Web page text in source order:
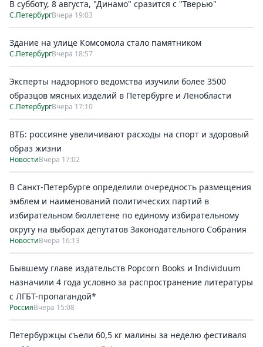
В субботу, 8 августа, "Динамо" сразится с "Тверью"
С.ПетербургВчера 19:03
Здание на улице Комсомола стало памятником
С.ПетербургВчера 18:57
Эксперты надзорного ведомства изучили более 3500
образцов мясных изделий в Петербурге и Ленобласти
С.ПетербургВчера 17:10
ВТБ: россияне увеличивают расходы на спорт и здоровый
образ жизни
НовостиВчера 17:02
В Санкт-Петербурге определили очередность размещения
эмблем и наименований политических партий в
избирательном бюллетене по единому избирательному
округу на выборах депутатов Законодательного Собрания
НовостиВчера 16:13
Бывшему главе издательств Popcorn Books и Individuum
назначили 4 года условно за распространение литературы
с ЛГБТ-пропагандой*
РоссияВчера 15:08
Петербуржцы съели 60,5 кг малины за неделю фестиваля